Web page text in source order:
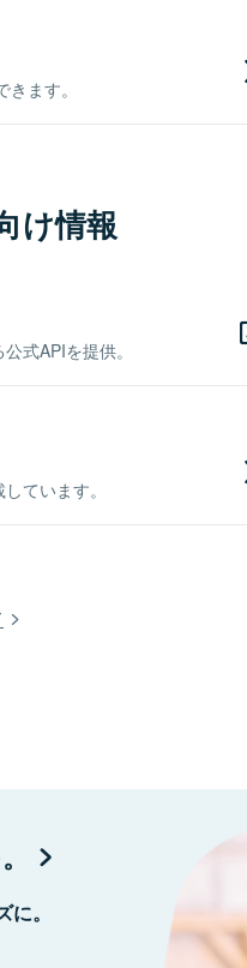
ます。
け情報
式APIを提供。
ています。
。